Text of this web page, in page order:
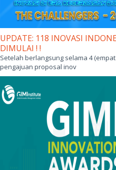
UPDATE: 118 INOVASI
DIMULAI ! !
Setelah berlangsung selama 4 (empat
pengajuan proposal inov